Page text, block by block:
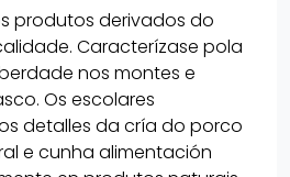
produtos derivados do
Caracterízase pola
nos montes e
Os escolares
detalles da cría do porco
e cunha alimentación